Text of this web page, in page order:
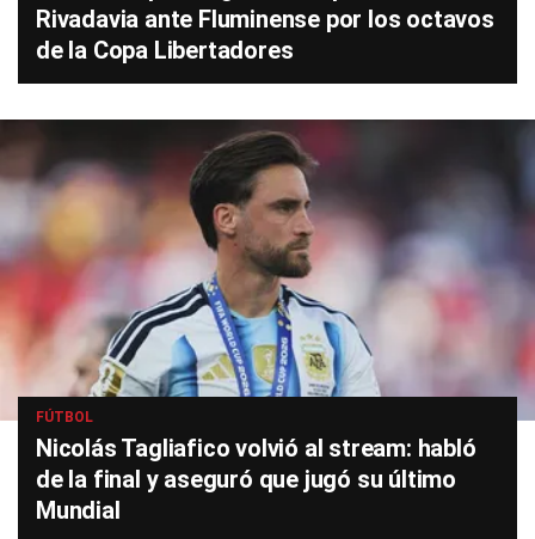
Rivadavia ante Fluminense por los octavos
de la Copa Libertadores
FÚTBOL
Nicolás Tagliafico volvió al stream: habló
de la final y aseguró que jugó su último
Mundial